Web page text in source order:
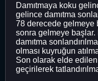
Damıtmaya koku
gelince damıtma
78 derecede gelmeye
sonra gelmeye
damıtma
olması kuyruğun
Son olarak elde
geçirilerek